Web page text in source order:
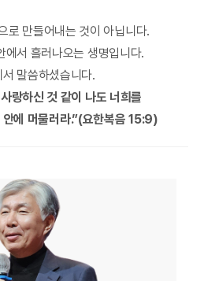
로 만들어내는 것이 아닙니다.
에서 흘러나오는 생명입니다.
서 말씀하셨습니다.
랑하신 것 같이 나도 너희를
에 머물러라.”(요한복음 15:9)